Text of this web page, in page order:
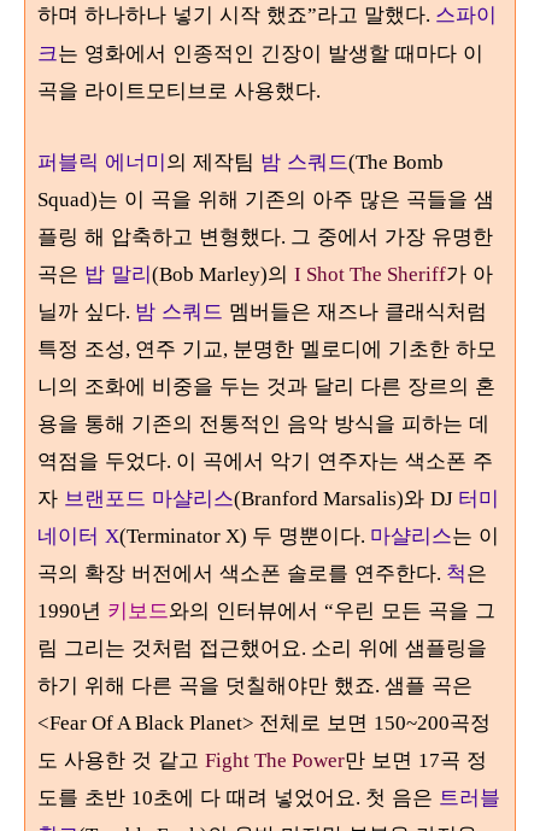
하며 하나하나 넣기 시작 했죠”라고 말했다. 스파이
크는 영화에서 인종적인 긴장이 발생할 때마다 이
곡을 라이트모티브로 사용했다.
퍼블릭 에너미 의 제작팀 밤 스쿼드(The Bomb
Squad)는 이 곡을 위해 기존의 아주 많은 곡들을 샘
플링 해 압축하고 변형했다. 그 중에서 가장 유명한
곡은 밥 말리(Bob Marley)의 I Shot The Sheriff가 아
닐까 싶다. 밤 스쿼드 멤버들은 재즈나 클래식처럼
특정 조성, 연주 기교, 분명한 멜로디에 기초한 하모
니의 조화에 비중을 두는 것과 달리 다른 장르의 혼
용을 통해 기존의 전통적인 음악 방식을 피하는 데
역점을 두었다. 이 곡에서 악기 연주자는 색소폰 주
자 브랜포드 마샬리스(Branford Marsalis)와 DJ 터미
네이터 X(Terminator X) 두 명뿐이다. 마샬리스는 이
곡의 확장 버전에서 색소폰 솔로를 연주한다. 척은
1990년 키보드와의 인터뷰에서 “우린 모든 곡을 그
림 그리는 것처럼 접근했어요. 소리 위에 샘플링을
하기 위해 다른 곡을 덧칠해야만 했죠. 샘플 곡은
<Fear Of A Black Planet> 전체로 보면 150~200곡정
도 사용한 것 같고 Fight The Power만 보면 17곡 정
도를 초반 10초에 다 때려 넣었어요. 첫 음은 트러블